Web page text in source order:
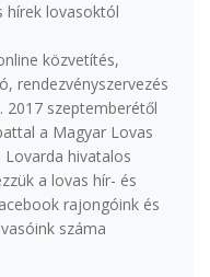
hírek lovasoktól
közvetítés,
rendezvényszervezés
2017 szeptemberétől
a Magyar Lovas
hivatalos
a lovas hír- és
rajongóink és
száma